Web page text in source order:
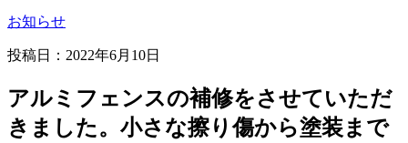
お知らせ
投稿日：2022年6月10日
アルミフェンスの補修をさせていただ
きました。小さな擦り傷から塗装まで